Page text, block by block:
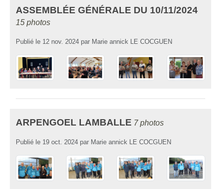
ASSEMBLÉE GÉNÉRALE DU 10/11/2024
15 photos
Publié le 12 nov. 2024 par Marie annick LE COCGUEN
ARPENGOEL LAMBALLE 7 photos
Publié le 19 oct. 2024 par Marie annick LE COCGUEN